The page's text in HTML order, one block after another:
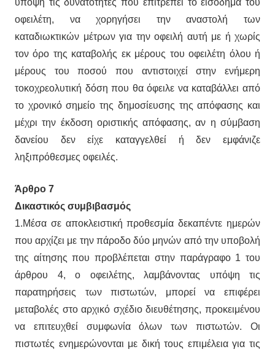
υπόψη τις δυνατότητες που επιτρέπει το εισόδημα του
οφειλέτη, να χορηγήσει την αναστολή των
καταδιωκτικών μέτρων για την οφειλή αυτή με ή χωρίς
τον όρο της καταβολής εκ μέρους του οφειλέτη όλου ή
μέρους του ποσού που αντιστοιχεί στην ενήμερη
τοκοχρεολυτική δόση που θα όφειλε να καταβάλλει από
το χρονικό σημείο της δημοσίευσης της απόφασης και
μέχρι την έκδοση οριστικής απόφασης, αν η σύμβαση
δανείου δεν είχε καταγγελθεί ή δεν εμφάνιζε
ληξιπρόθεσμες οφειλές.
Άρθρο 7
Δικαστικός συμβιβασμός
1.Μέσα σε αποκλειστική προθεσμία δεκαπέντε ημερών
που αρχίζει με την πάροδο δύο μηνών από την υποβολή
της αίτησης που προβλέπεται στην παράγραφο 1 του
άρθρου 4, ο οφειλέτης, λαμβάνοντας υπόψη τις
παρατηρήσεις των πιστωτών, μπορεί να επιφέρει
μεταβολές στο αρχικό σχέδιο διευθέτησης, προκειμένου
να επιτευχθεί συμφωνία όλων των πιστωτών. Οι
πιστωτές ενημερώνονται με δική τους επιμέλεια για τις